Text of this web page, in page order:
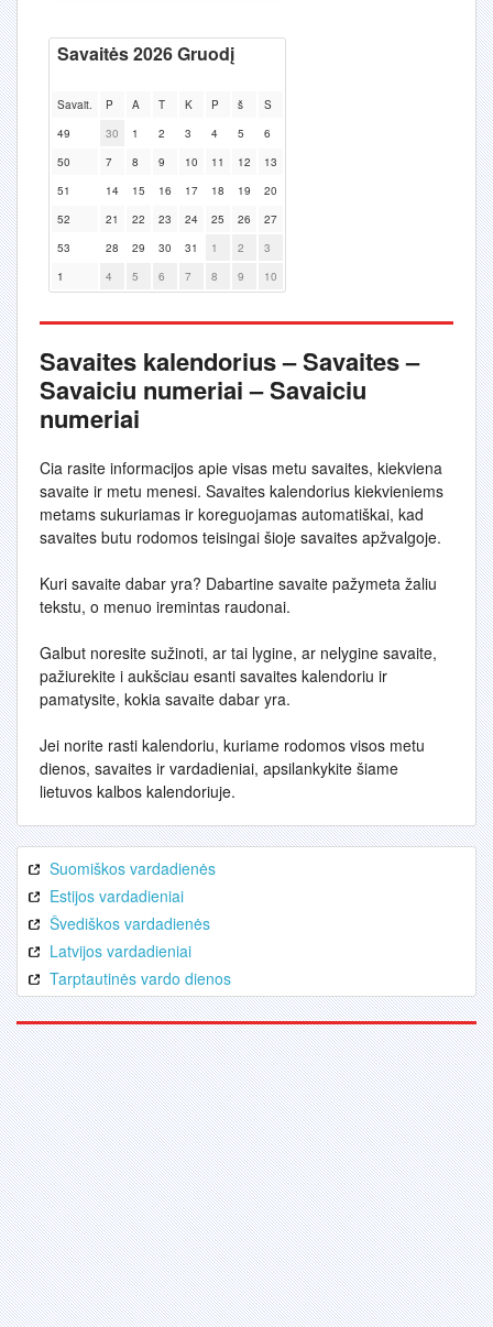
Savaitės 2026 Gruodį
Savait. P A T K P š
S
49
30 1 2 3 4 5
6
50
7 8 9 10 11 12
13
51
14 15 16 17 18 19
20
52
21 22 23 24 25 26
27
53
28 29 30 31 1 2
3
1
4 5 6 7 8 9 10
Savaites kalendorius – Savaites –
Savaiciu numeriai – Savaiciu
numeriai
Cia rasite informacijos apie visas metu savaites, kiekviena
savaite ir metu menesi. Savaites kalendorius kiekvieniems
metams sukuriamas ir koreguojamas automatiškai, kad
savaites butu rodomos teisingai šioje savaites apžvalgoje.
Kuri savaite dabar yra? Dabartine savaite pažymeta žaliu
tekstu, o menuo iremintas raudonai.
Galbut noresite sužinoti, ar tai lygine, ar nelygine savaite,
pažiurekite i aukšciau esanti savaites kalendoriu ir
pamatysite, kokia savaite dabar yra.
Jei norite rasti kalendoriu, kuriame rodomos visos metu
dienos, savaites ir vardadieniai, apsilankykite šiame
lietuvos kalbos kalendoriuje.
Suomiškos vardadienės
Estijos vardadieniai
Švediškos vardadienės
Latvijos vardadieniai
Tarptautinės vardo dienos